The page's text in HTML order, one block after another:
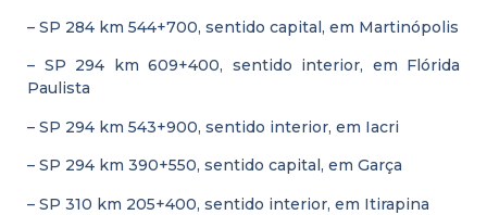
– SP 284 km 544+700, sentido capital, em Martinópolis
– SP 294 km 609+400, sentido interior, em Flórida
Paulista
– SP 294 km 543+900, sentido interior, em Iacri
– SP 294 km 390+550, sentido capital, em Garça
– SP 310 km 205+400, sentido interior, em Itirapina